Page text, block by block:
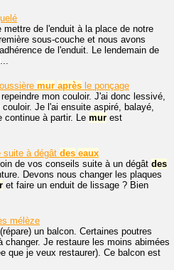
mettre de l'enduit à la place de notre
sous-couche et nous avons
de l'enduit. Le lendemain de
mur après le ponçage
mon couloir. J'ai donc lessivé,
Je l'ai ensuite aspiré, balayé,
continue à partir. Le mur est
suite à dégât des eaux
de vos conseils suite à un dégât des
Devons nous changer les plaques
et faire un enduit de lissage ? Bien
mélèze
un balcon. Certaines poutres
changer. Je restaure les moins abimées
que je veux restaurer). Ce balcon est